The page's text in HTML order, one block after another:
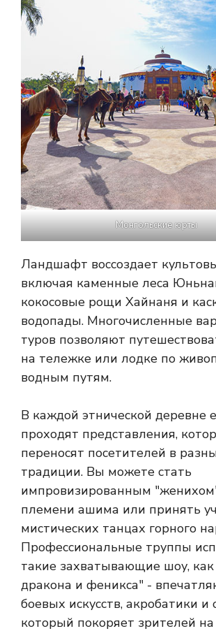
Монгольские юрты
Ландшафт воссоздает
включая каменные леса
кокосовые рощи Хайнаня и
водопады. Многочисленные
туров позволяют
на тележке или лодке по
водным путям.
В каждой этнической деревне
проходят представления,
переносят посетителей в
традиции. Вы можете стать
импровизированным
племени ашима или принять
мистических танцах горного
Профессиональные труппы
такие захватывающие шоу,
дракона и феникса" -
боевых искусств, акробатики и
который покоряет зрителей на